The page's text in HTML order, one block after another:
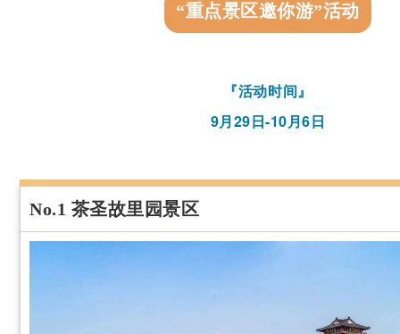
“重点景区邀你游”活动
『活动时间』
9月29日-10月6日
No.1 茶圣故里园景区